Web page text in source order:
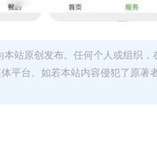
站原创发布。任何个人或组织
平台。如若本站内容侵犯了原著